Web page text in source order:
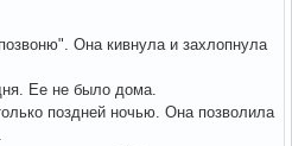
Она кивнула и захлопнула
Ее не было дома.
поздней ночью. Она позволила